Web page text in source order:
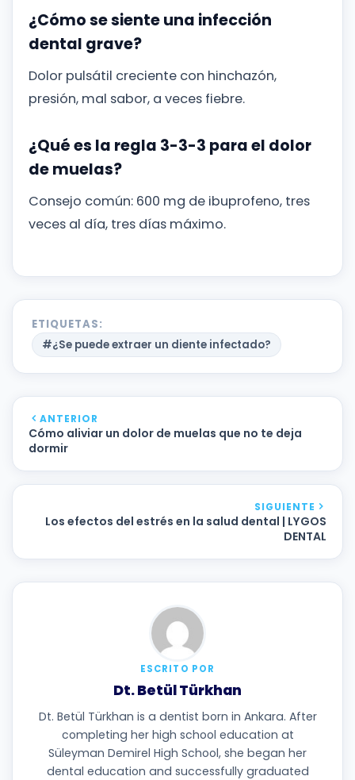
¿Cómo se siente una infección
dental grave?
Dolor pulsátil creciente con hinchazón,
presión, mal sabor, a veces fiebre.
¿Qué es la regla 3-3-3 para el dolor
de muelas?
Consejo común: 600 mg de ibuprofeno, tres
veces al día, tres días máximo.
ETIQUETAS:
#¿Se puede extraer un diente infectado?
ANTERIOR
Cómo aliviar un dolor de muelas que no te deja
dormir
SIGUIENTE
Los efectos del estrés en la salud dental | LYGOS
DENTAL
ESCRITO POR
Dt. Betül Türkhan
Dt. Betül Türkhan is a dentist born in Ankara. After
completing her high school education at
Süleyman Demirel High School, she began her
dental education and successfully graduated